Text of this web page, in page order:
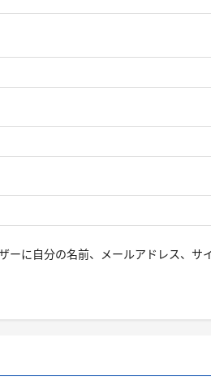
に自分の名前、メールアドレス、サ